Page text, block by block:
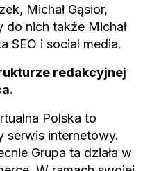
Michał Gąsior,
do nich także Michał
SEO i social media.
redakcyjnej
Polska to
serwis internetowy.
Grupa ta działa w